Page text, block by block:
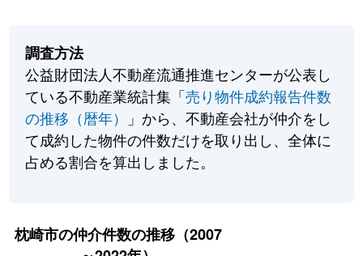
調査方法
公益財団法人不動産流通推進センターが公表し
ている不動産業統計集「売り物件成約報告件数
の推移（暦年）
」から、不動産会社が仲介をし
て成約した物件の件数だけを取り出し、全体に
占める割合を算出しました。
枕崎市の仲介件数の推移（2007